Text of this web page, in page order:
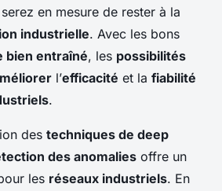
en mesure de rester à la
industrielle. Avec les bons
bien entraîné, les possibilités
l’efficacité et la fiabilité
.
des techniques de deep
des anomalies offre un
les réseaux industriels. En